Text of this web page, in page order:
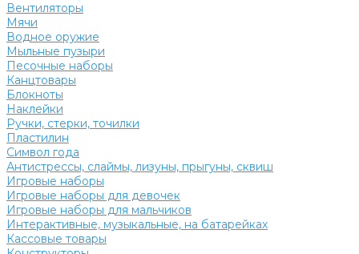
Вентиляторы
Мячи
Водное оружие
Мыльные пузыри
Песочные наборы
Канцтовары
Блокноты
Наклейки
Ручки, стерки, точилки
Пластилин
Символ года
Антистрессы, слаймы, лизуны, прыгуны, сквиш
Игровые наборы
Игровые наборы для девочек
Игровые наборы для мальчиков
Интерактивные, музыкальные, на батарейках
Кассовые товары